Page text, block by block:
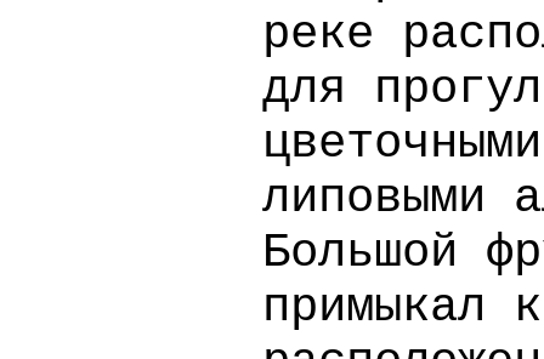
реке
для
липовыми
Большой
примыкал к